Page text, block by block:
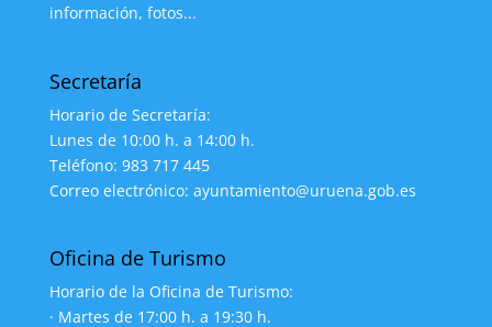
información, fotos...
Secretaría
Horario de Secretaría:
Lunes de 10:00 h. a 14:00 h.
Teléfono: 983 717 445
Correo electrónico: ayuntamiento@uruena.gob.es
Oficina de Turismo
Horario de la Oficina de Turismo:
· Martes de 17:00 h. a 19:30 h.